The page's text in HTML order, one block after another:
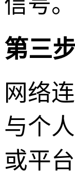
第三
网络
与个
或平